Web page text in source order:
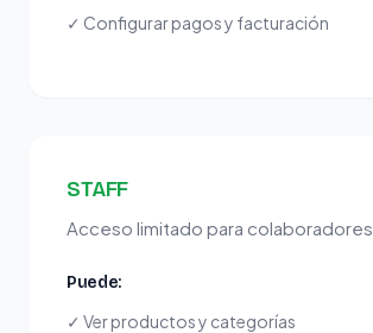
✓ Configurar pagos y facturación
STAFF
Acceso limitado para colaboradores
Puede:
✓ Ver productos y categorías